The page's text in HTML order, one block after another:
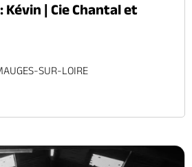
Kévin | Cie Chantal et
SUR-LOIRE